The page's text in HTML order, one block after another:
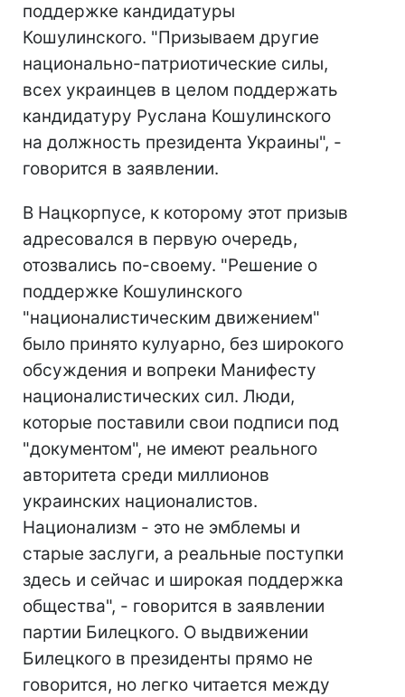
поддержке кандидатуры
Кошулинского. "Призываем другие
национально-патриотические силы,
всех украинцев в целом поддержать
кандидатуру Руслана Кошулинского
на должность президента Украины", -
говорится в заявлении.
В Нацкорпусе, к которому этот призыв
адресовался в первую очередь,
отозвались по-своему. "Решение о
поддержке Кошулинского
"националистическим движением"
было принято кулуарно, без широкого
обсуждения и вопреки Манифесту
националистических сил. Люди,
которые поставили свои подписи под
"документом", не имеют реального
авторитета среди миллионов
украинских националистов.
Национализм - это не эмблемы и
старые заслуги, а реальные поступки
здесь и сейчас и широкая поддержка
общества", - говорится в заявлении
партии Билецкого. О выдвижении
Билецкого в президенты прямо не
говорится, но легко читается между